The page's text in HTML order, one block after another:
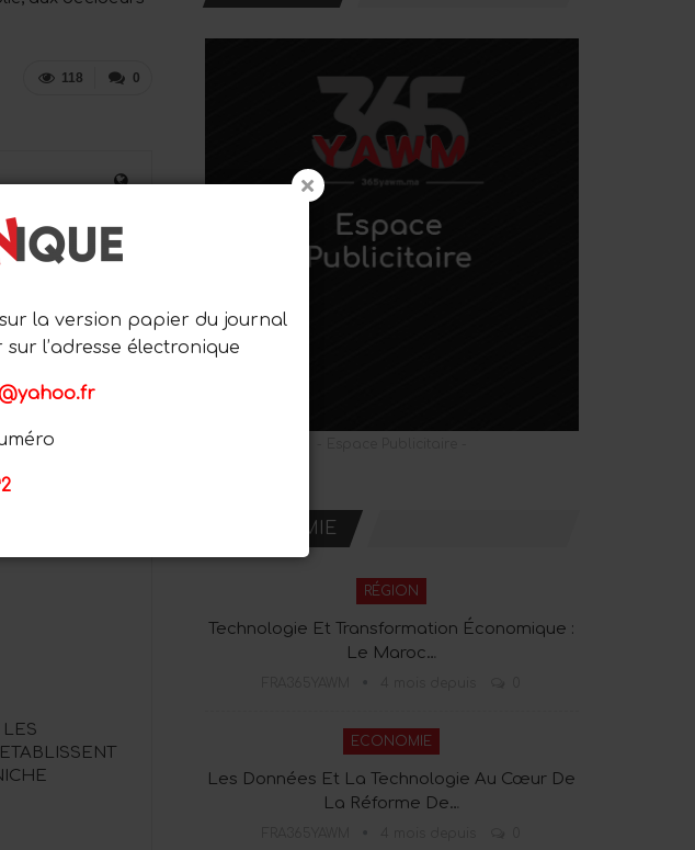
0
118
ARTICLE
DU
FONCTIONS
De L'auteur
ECONOMIE
RÉGION
Technologie Et Transformation Économique :
Le Maroc…
ECONOMIE
Les Données Et La Technologie Au Cœur De
La Réforme De…
la version papier du journal
l’adresse électronique